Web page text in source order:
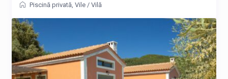
Piscină privată ,Vile /Vilă